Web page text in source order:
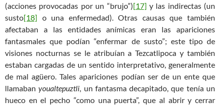
(acciones provocadas por un “brujo”)[17] y las indirectas (un
susto[18] o una enfermedad). Otras causas que también
afectaban a las entidades anímicas eran las apariciones
fantasmales que podían “enfermar de susto”; este tipo de
visiones nocturnas se le atribuían a Tezcatlipoca y también
estaban cargadas de un sentido interpretativo, generalmente
de mal agüero. Tales apariciones podían ser de un ente que
llamabanyoualtepuztli, un fantasma decapitado, que tenía un
hueco en el pecho “como una puerta”, que al abrir y cerrar